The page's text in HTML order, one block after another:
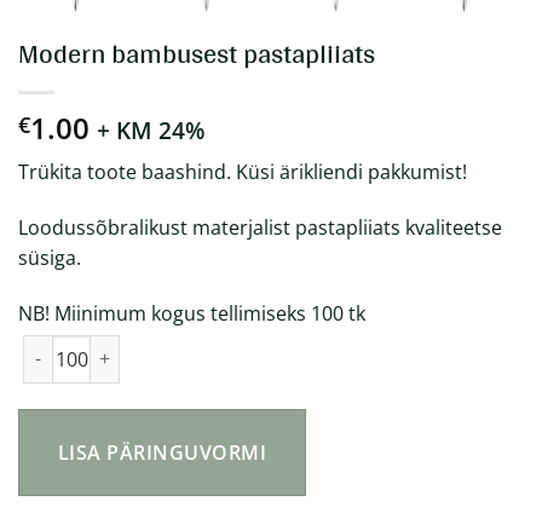
Modern bambusest pastapliiats
€1.00 + KM 24%
Trükita toote baashind. Küsi ärikliendi pakkumist!
Loodussõbralikust materjalist pastapliiats kvaliteetse
süsiga.
NB! Miinimum kogus tellimiseks 100 tk
LISA PÄRINGUVORMI